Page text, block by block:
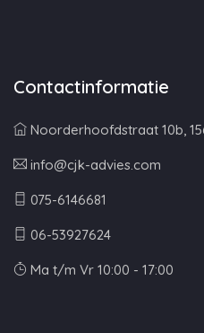
Contactinformatie
Noorderhoofdstraat 10b,
info@cjk-advies.com
075-6146681
06-53927624
Ma t/m Vr 10:00 - 17:00